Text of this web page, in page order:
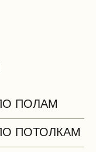
ПОЛАМ
ПОТОЛКАМ